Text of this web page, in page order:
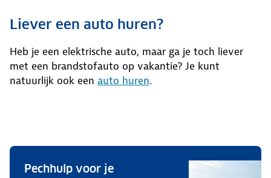
Liever een auto huren?
Heb je een elektrische auto, maar ga je toch liever
met een brandstofauto op vakantie? Je kunt
natuurlijk ook een auto huren.
Pechhulp voor je